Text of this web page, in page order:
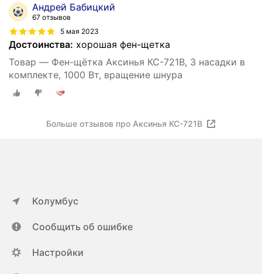
Андрей Бабицкий
67 отзывов
5 мая 2023
Достоинства: хорошая фен-щетка
Товар — Фен-щётка Аксинья КС-721В, 3 насадки в
комплекте, 1000 Вт, вращение шнура
Больше отзывов про Аксинья КС-721В
Колумбус
Сообщить об ошибке
Настройки